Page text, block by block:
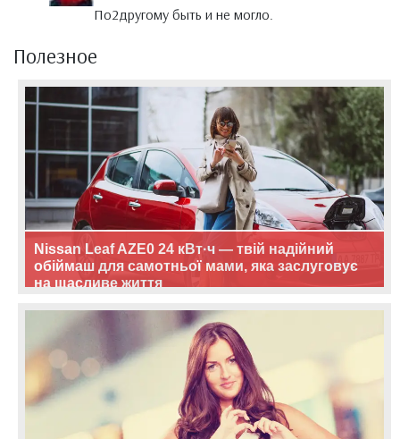
По2другому быть и не могло.
Полезное
Nissan Leaf AZE0 24 кВт·ч — твій надійний
обіймаш для самотньої мами, яка заслуговує
на щасливе життя